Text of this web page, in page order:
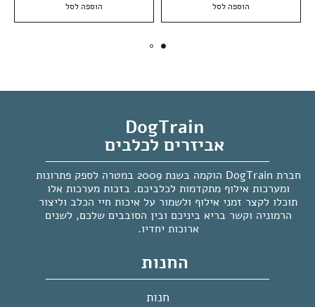
הוספה לסל הוספה לסל
DogTrain
אביזרים לכלבים
חברת DogTrain הוקמה בשנת 2009 במטרה לספק פתרונות
ומערכות אילוף מתקדמות לכלביכם. בזכות מערכות אלו
תוכלו לקצר זמני אילוף ולשמור על איכות חיי הכלב וליצור
הרמוניה וקשר בריא ביניכם ובין הסובבים שלכם, לשנים
ארוכות יחדיו.
החנות
חנות